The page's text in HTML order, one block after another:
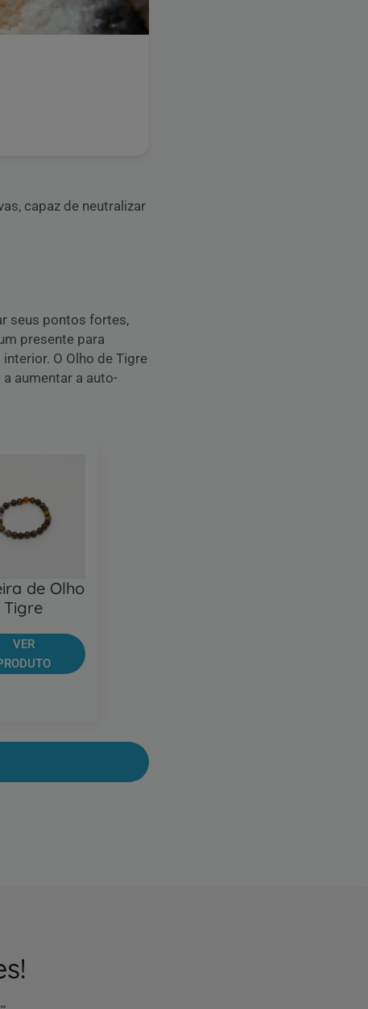
capaz de neutralizar
seus pontos fortes,
presente para
O Olho de Tigre
aumentar a auto-
de Olho
Tigre
VER